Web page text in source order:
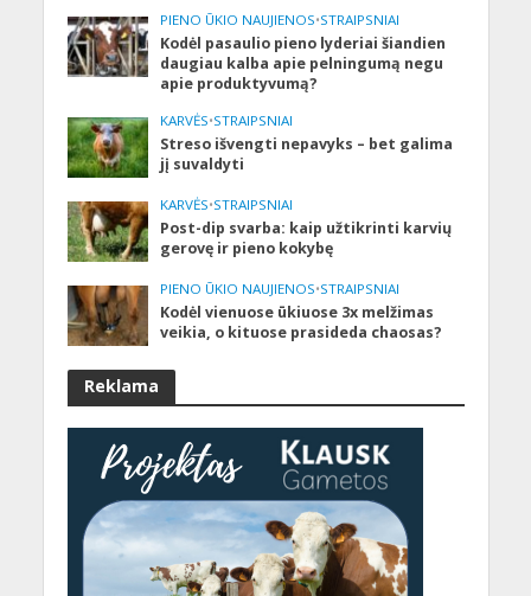
PIENO ŪKIO NAUJIENOS•STRAIPSNIAI
Kodėl pasaulio pieno lyderiai šiandien
daugiau kalba apie pelningumą negu
apie produktyvumą?
KARVĖS•STRAIPSNIAI
Streso išvengti nepavyks – bet galima
jį suvaldyti
KARVĖS•STRAIPSNIAI
Post-dip svarba: kaip užtikrinti karvių
gerovę ir pieno kokybę
PIENO ŪKIO NAUJIENOS•STRAIPSNIAI
Kodėl vienuose ūkiuose 3x melžimas
veikia, o kituose prasideda chaosas?
Reklama